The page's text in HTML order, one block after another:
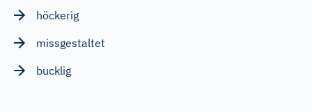
höckerig
missgestaltet
bucklig